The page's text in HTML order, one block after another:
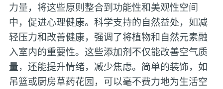
力量，将这些原则整合到功能性和美观性空间
中，促进心理健康。科学支持的自然益处，如减
轻压力和改善健康，强调了将植物和自然元素融
入室内的重要性。这些添加剂不仅能改善空气质
量，还能提升情绪，减少焦虑。简单的装饰，如
吊篮或厨房草药花园，可以毫不费力地为生活空